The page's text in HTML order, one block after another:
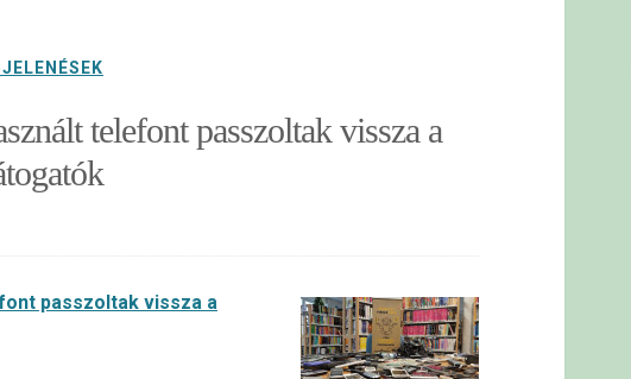
Könyvtár
telefont passzoltak vissza a
passzoltak vissza a